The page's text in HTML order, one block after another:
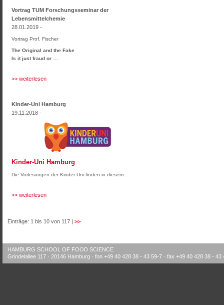
Vortrag TUM Forschungsseminar der
Lebensmittelchemie
28.01.2019 -
Vortrag Prof. Fischer
The Original and the Fake
Is it just fraud or …
>> weiterlesen
Kinder-Uni Hamburg
19.11.2018 -
Kinder-Uni Hamburg
Die Vorlesungen der Kinder-Uni finden in diesem …
>> weiterlesen
Einträge: 1 bis 10 von 117 | >>
HAMBURG SCHOOL OF FOOD SCIENCE
Grindelallee 117 · 20146 Hamburg · fon +49 40 428 38 - 43 59-7 · fax +49 40 428 38 - 43